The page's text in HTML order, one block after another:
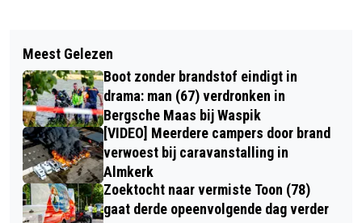
RKC BIEDT AANVALLER ALEXANDER
JAKOBSEN ÉÉNJARIG CONTRACT
AAN
TWEE GEWONDEN BIJ ERNSTIG
ONGEVAL OP A27 BIJ OOSTERHOUT
Meest Gelezen
Boot zonder brandstof eindigt in
drama: man (67) verdronken in
Bergsche Maas bij Waspik
[VIDEO] Meerdere campers door brand
verwoest bij caravanstalling in
Almkerk
Zoektocht naar vermiste Toon (78)
gaat derde opeenvolgende dag verder